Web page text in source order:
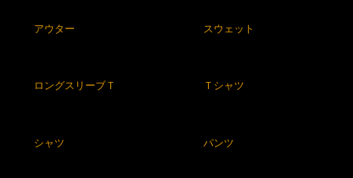
アウター スウェット
ロングスリーブＴ Ｔシャツ
シャツ パンツ